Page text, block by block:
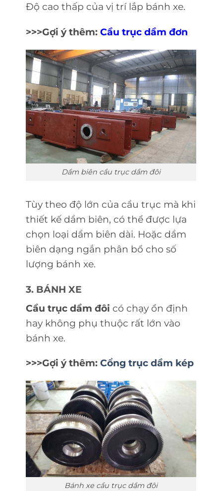
Độ cao thấp của vị trí lắp bánh xe.
>>>Gợi ý thêm: Cầu trục dầm đơn
Dầm biên cầu trục dầm đôi
Tùy theo độ lớn của cầu trục mà khi
thiết kế dầm biên, có thể được lựa
chọn loại dầm biên dài. Hoặc dầm
biên dạng ngắn phân bổ cho số
lượng bánh xe.
3. BÁNH XE
Cầu trục dầm đôi có chạy ổn định
hay không phụ thuộc rất lớn vào
bánh xe.
>>>Gợi ý thêm: Cổng trục dầm kép
Bánh xe cầu trục dầm đôi